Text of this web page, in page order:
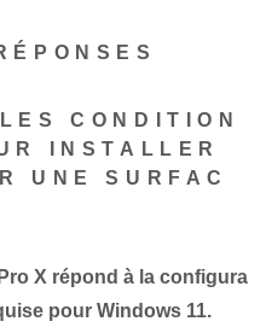
CONDITION
INSTALLER
UNE SURFAC
X répond à la configura
pour Windows 11.